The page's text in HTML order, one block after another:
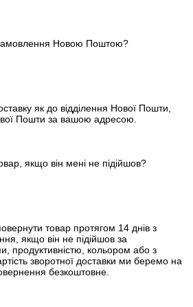
замовлення Новою Поштою?
як до відділення Нової Пошти,
Пошти за вашою адресою.
якщо він мені не підійшов?
товар протягом 14 днів з
якщо він не підійшов за
продуктивністю, кольором або з
зворотної доставки ми беремо на
безкоштовне.